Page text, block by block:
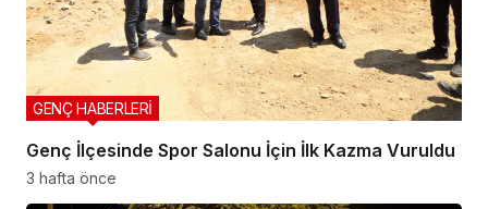
Genç İlçesinde Spor Salonu İçin İlk Kazma Vuruldu
GENÇ HABERLERİ
3 hafta önce